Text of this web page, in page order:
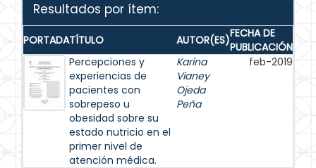
Resultados por ítem:
PORTADATÍTULO AUTOR(ES)FECHA DE
PUBLICACIÓN
Percepciones y
experiencias de
pacientes con
sobrepeso u
obesidad sobre su
estado nutricio en el
primer nivel de
atención médica.
Karina
Vianey
Ojeda
Peña
feb-2019